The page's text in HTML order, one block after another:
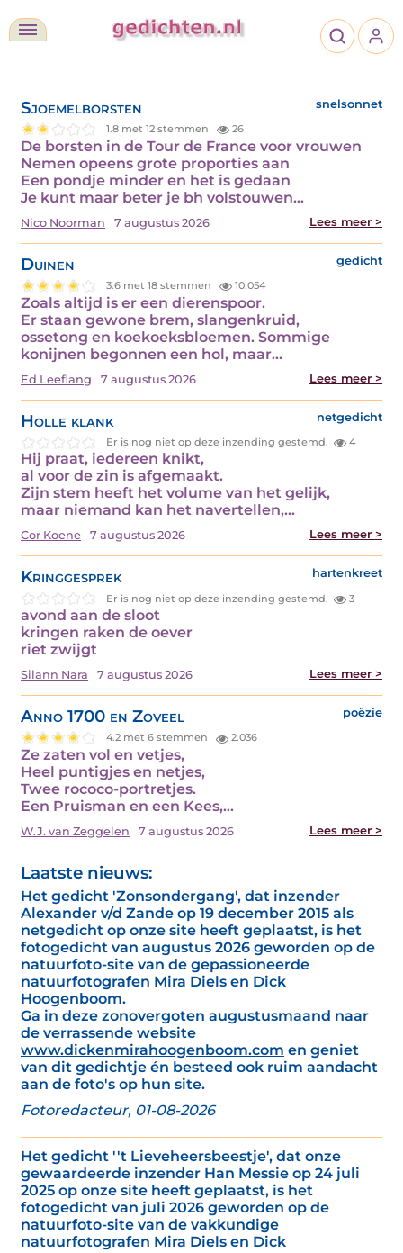
Sjoemelborsten snelsonnet
1.8 met 12 stemmen 26
De borsten in de Tour de France voor vrouwen
Nemen opeens grote proporties aan
Een pondje minder en het is gedaan
Je kunt maar beter je bh volstouwen…
Nico Noorman 7 augustus 2026 Lees meer >
Duinen gedicht
3.6 met 18 stemmen 10.054
Zoals altijd is er een dierenspoor.
Er staan gewone brem, slangenkruid,
ossetong en koekoeksbloemen. Sommige
konijnen begonnen een hol, maar…
Ed Leeflang 7 augustus 2026 Lees meer >
Holle klank netgedicht
Er is nog niet op deze inzending gestemd. 4
Hij praat, iedereen knikt,
al voor de zin is afgemaakt.
Zijn stem heeft het volume van het gelijk,
maar niemand kan het navertellen,…
Cor Koene 7 augustus 2026 Lees meer >
Kringgesprek hartenkreet
Er is nog niet op deze inzending gestemd. 3
avond aan de sloot
kringen raken de oever
riet zwijgt
Silann Nara 7 augustus 2026 Lees meer >
Anno 1700 en Zoveel poëzie
4.2 met 6 stemmen 2.036
Ze zaten vol en vetjes,
Heel puntigjes en netjes,
Twee rococo-portretjes.
Een Pruisman en een Kees,…
W.J. van Zeggelen 7 augustus 2026 Lees meer >
Laatste nieuws:
Het gedicht 'Zonsondergang', dat inzender
Alexander v/d Zande op 19 december 2015 als
netgedicht op onze site heeft geplaatst, is het
fotogedicht van augustus 2026 geworden op de
natuurfoto-site van de gepassioneerde
natuurfotografen Mira Diels en Dick
Hoogenboom.
Ga in deze zonovergoten augustusmaand naar
de verrassende website
www.dickenmirahoogenboom.com en geniet
van dit gedichtje én besteed ook ruim aandacht
aan de foto's op hun site.
Fotoredacteur, 01-08-2026
Het gedicht ''t Lieveheersbeestje', dat onze
gewaardeerde inzender Han Messie op 24 juli
2025 op onze site heeft geplaatst, is het
fotogedicht van juli 2026 geworden op de
natuurfoto-site van de vakkundige
natuurfotografen Mira Diels en Dick